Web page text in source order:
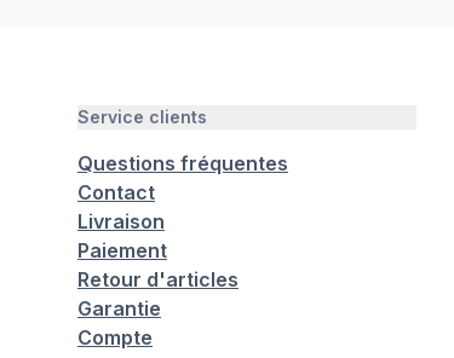
Service clients
Questions fréquentes
Contact
Livraison
Paiement
Retour d'articles
Garantie
Compte